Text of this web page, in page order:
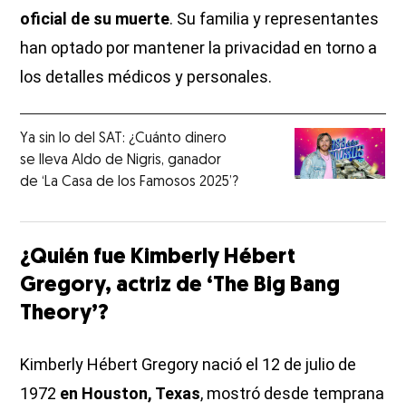
oficial de su muerte. Su familia y representantes
han optado por mantener la privacidad en torno a
los detalles médicos y personales.
Ya sin lo del SAT: ¿Cuánto dinero
se lleva Aldo de Nigris, ganador
de ‘La Casa de los Famosos 2025’?
¿Quién fue Kimberly Hébert
Gregory, actriz de ‘The Big Bang
Theory’?
Kimberly Hébert Gregory nació el 12 de julio de
1972 en Houston, Texas, mostró desde temprana